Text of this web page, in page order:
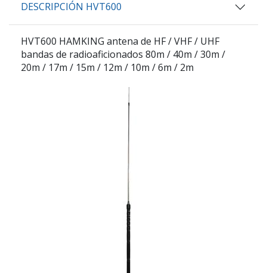
DESCRIPCIÓN HVT600
HVT600 HAMKING antena de HF / VHF / UHF
bandas de radioaficionados 80m / 40m / 30m /
20m / 17m / 15m / 12m / 10m / 6m / 2m